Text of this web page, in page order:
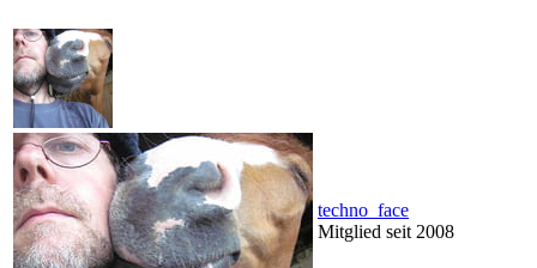
techno_face
Mitglied seit 2008